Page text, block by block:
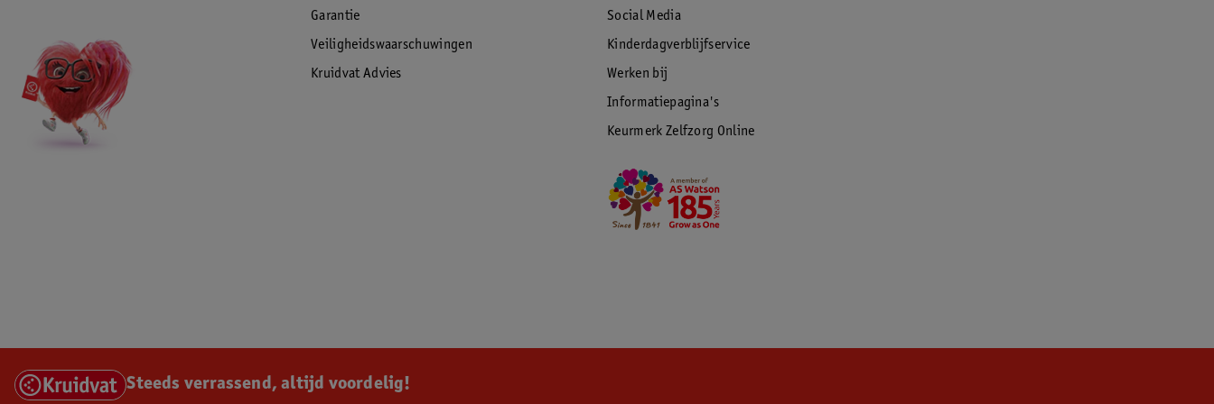
Garantie
Veiligheidswaarschuwingen
Kruidvat Advies
Social Media
Kinderdagverblijfservice
Werken bij
Informatiepagina's
Keurmerk Zelfzorg Online
Steeds verrassend, altijd voordelig!